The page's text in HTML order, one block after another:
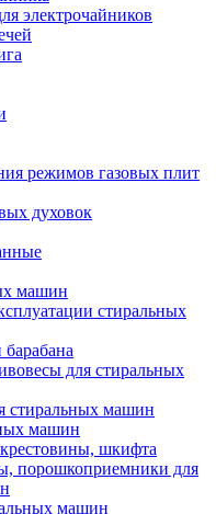
электрочайников
режимов газовых плит
духовок
машин
стиральных
для стиральных
стиральных машин
машин
шкифта
порошкоприемники для
машин